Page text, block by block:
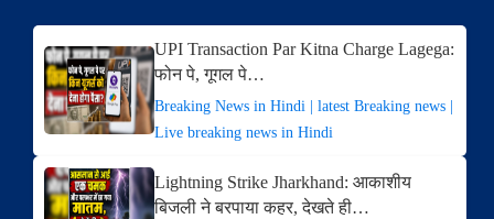
UPI Transaction Par Kitna Charge Lagega:
फोन पे, गूगल पे…
Breaking News in Hindi | latest Breaking news |
Live breaking news in Hindi
Lightning Strike Jharkhand: आकाशीय
बिजली ने बरपाया कहर, देखते ही…